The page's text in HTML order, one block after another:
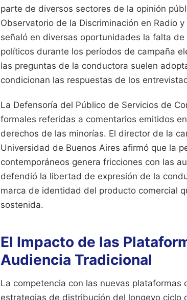
parte de diversos sectores de la opinión
Observatorio de la Discriminación en Radio
señaló en diversas oportunidades la falta
políticos durante los períodos de campaña
las preguntas de la conductora suelen
condicionan las respuestas de los
La Defensoría del Público de Servicios de
formales referidas a comentarios emitidos
derechos de las minorías. El director de la
Universidad de Buenos Aires afirmó que la
contemporáneos genera fricciones con las
defendió la libertad de expresión de la
marca de identidad del producto comercial
sostenida.
El Impacto de las
Audiencia Tradicional
La competencia con las nuevas
estrategias de distribución del longevo